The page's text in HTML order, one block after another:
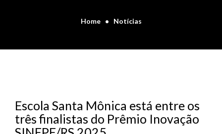
Home Notícias
Escola Santa Mônica está entre os
três finalistas do Prêmio Inovação